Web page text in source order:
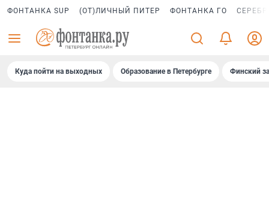
ФОНТАНКА SUP (ОТ)ЛИЧНЫЙ ПИТЕР ФОНТАНКА ГО
Куда пойти на выходных Образование в Петербурге Финский